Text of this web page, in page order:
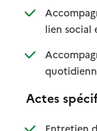
lien social
Actes
Entretien